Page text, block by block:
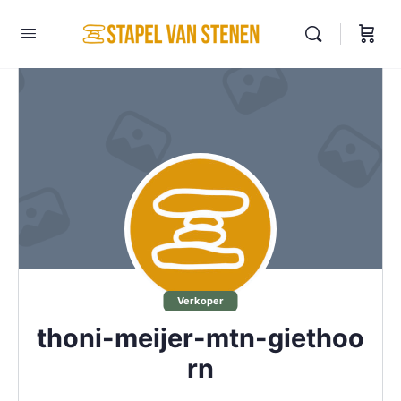
Verkoper
thoni-meijer-mtn-giethoo
rn